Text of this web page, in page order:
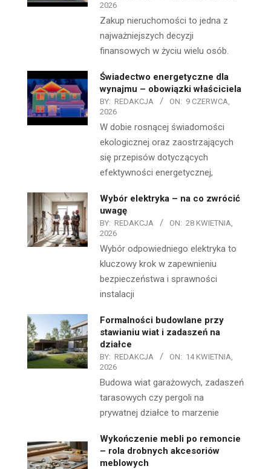
2026
Zakup nieruchomości to jedna z
najważniejszych decyzji
finansowych w życiu wielu osób.
Świadectwo energetyczne dla
wynajmu – obowiązki właściciela
BY: REDAKCJA ON: 9 CZERWCA,
2026
W dobie rosnącej świadomości
ekologicznej oraz zaostrzających
się przepisów dotyczących
efektywności energetycznej,
Wybór elektryka – na co zwrócić
uwagę
BY: REDAKCJA ON: 28 KWIETNIA,
2026
Wybór odpowiedniego elektryka to
kluczowy krok w zapewnieniu
bezpieczeństwa i sprawności
instalacji
Formalności budowlane przy
stawianiu wiat i zadaszeń na
działce
BY: REDAKCJA ON: 14 KWIETNIA,
2026
Budowa wiat garażowych, zadaszeń
tarasowych czy pergoli na
prywatnej działce to marzenie
Wykończenie mebli po remoncie
– rola drobnych akcesoriów
meblowych